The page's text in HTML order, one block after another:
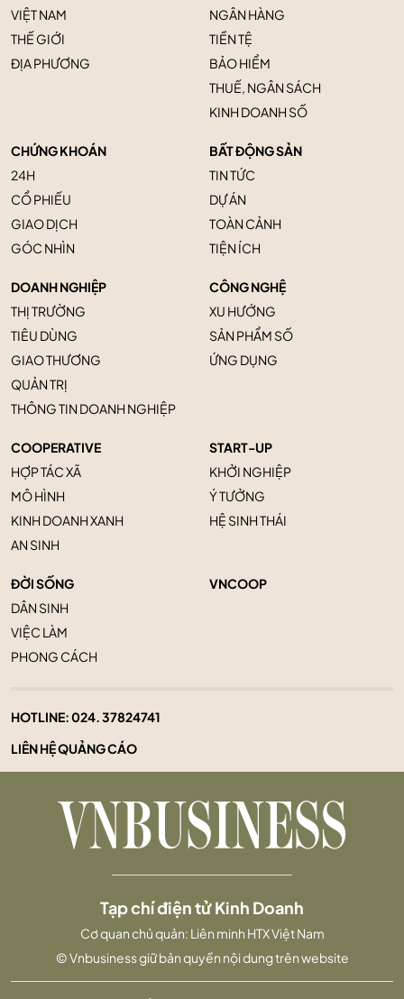
VIỆT NAM
THẾ GIỚI
ĐỊA PHƯƠNG
NGÂN HÀNG
TIỀN TỆ
BẢO HIỂM
THUẾ, NGÂN SÁCH
KINH DOANH SỐ
CHỨNG KHOÁN
24H
CỔ PHIẾU
GIAO DỊCH
GÓC NHÌN
BẤT ĐỘNG SẢN
TIN TỨC
DỰ ÁN
TOÀN CẢNH
TIỆN ÍCH
DOANH NGHIỆP
THỊ TRƯỜNG
TIÊU DÙNG
GIAO THƯƠNG
QUẢN TRỊ
THÔNG TIN DOANH NGHIỆP
CÔNG NGHỆ
XU HƯỚNG
SẢN PHẨM SỐ
ỨNG DỤNG
COOPERATIVE
HỢP TÁC XÃ
MÔ HÌNH
KINH DOANH XANH
AN SINH
START-UP
KHỞI NGHIỆP
Ý TƯỞNG
HỆ SINH THÁI
ĐỜI SỐNG
DÂN SINH
VIỆC LÀM
PHONG CÁCH
VNCOOP
HOTLINE:024. 37824741
LIÊN HỆ QUẢNG CÁO
Tạp chí điện tử Kinh Doanh
Cơ quan chủ quản: Liên minh HTX Việt Nam
© Vnbusiness giữ bản quyền nội dung trên website